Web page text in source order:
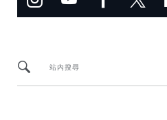
站內搜尋